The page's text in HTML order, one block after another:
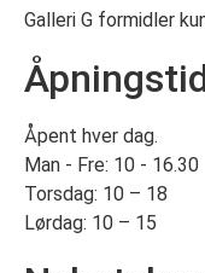
Galleri G formidler
Åpent hver dag.
Man - Fre: 10 - 16.30
Torsdag: 10 – 18
Lørdag: 10 – 15